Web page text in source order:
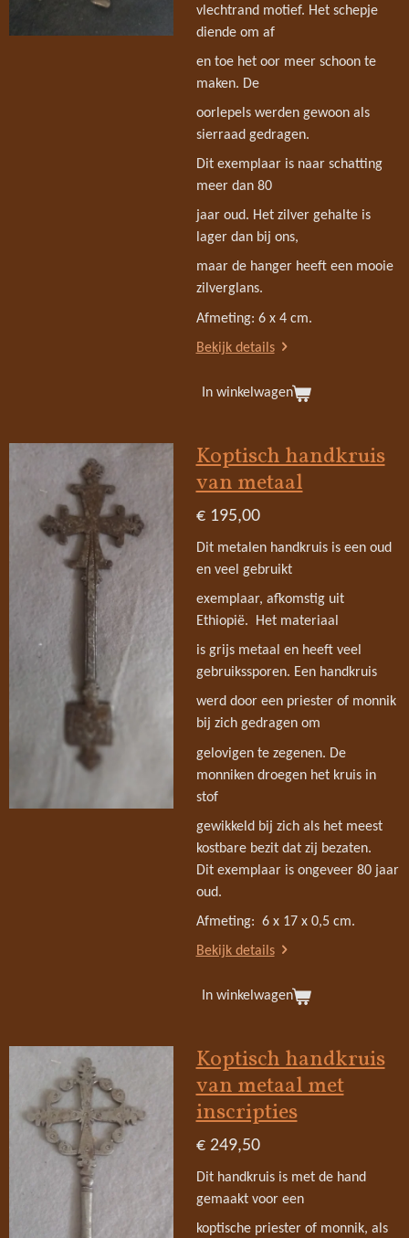
vlechtrand motief. Het schepje
diende om af
en toe het oor meer schoon te
maken. De
oorlepels werden gewoon als
sierraad gedragen.
Dit exemplaar is naar schatting
meer dan 80
jaar oud. Het zilver gehalte is
lager dan bij ons,
maar de hanger heeft een mooie
zilverglans.
Afmeting: 6 x 4 cm.
Bekijk details
In winkelwagen
Koptisch handkruis
van metaal
€ 195,00
Dit metalen handkruis is een oud
en veel gebruikt
exemplaar, afkomstig uit
Ethiopië. Het materiaal
is grijs metaal en heeft veel
gebruikssporen. Een handkruis
werd door een priester of monnik
bij zich gedragen om
gelovigen te zegenen. De
monniken droegen het kruis in
stof
gewikkeld bij zich als het meest
kostbare bezit dat zij bezaten.
Dit exemplaar is ongeveer 80 jaar
oud.
Afmeting: 6 x 17 x 0,5 cm.
Bekijk details
In winkelwagen
Koptisch handkruis
van metaal met
inscripties
€ 249,50
Dit handkruis is met de hand
gemaakt voor een
koptische priester of monnik, als